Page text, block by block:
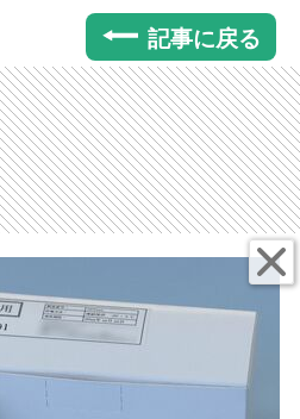
記事に戻る